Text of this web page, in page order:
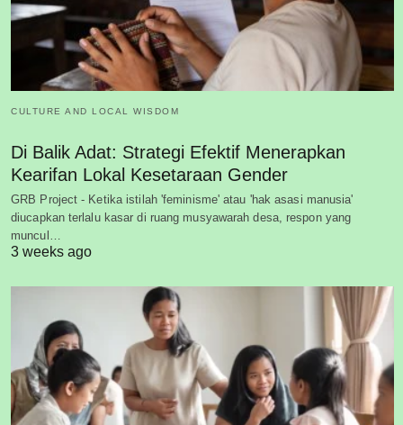
CULTURE AND LOCAL WISDOM
Di Balik Adat: Strategi Efektif Menerapkan
Kearifan Lokal Kesetaraan Gender
GRB Project - Ketika istilah 'feminisme' atau 'hak asasi manusia'
diucapkan terlalu kasar di ruang musyawarah desa, respon yang
muncul…
3 weeks ago